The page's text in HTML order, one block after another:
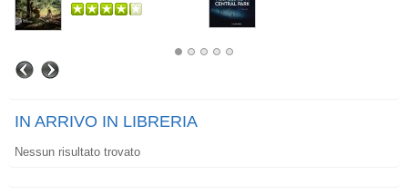
IN ARRIVO IN LIBRERIA
Nessun risultato trovato